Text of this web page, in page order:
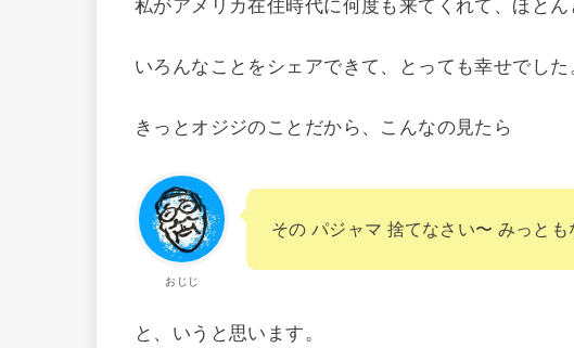
私がアメリカ在住時代に何度も来てくれて、ほとん
いろんなことをシェアできて、とっても幸せでした
きっとオジジのことだから、こんなの見たら
おじじ
その パジャマ 捨てなさい〜 みっとも
と、いうと思います。